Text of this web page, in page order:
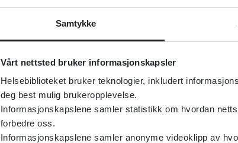
Samtykke
Vårt nettsted bruker informasjonskapsler
Helsebiblioteket bruker teknologier, inkludert
deg best mulig brukeropplevelse.
Informasjonskapslene samler statistikk om hvordan
forbedre oss.
Informasjonskapslene samler anonyme videoklipp av
ROS -
Rådgivning
Detaljer
ROP-lidelser
behandling